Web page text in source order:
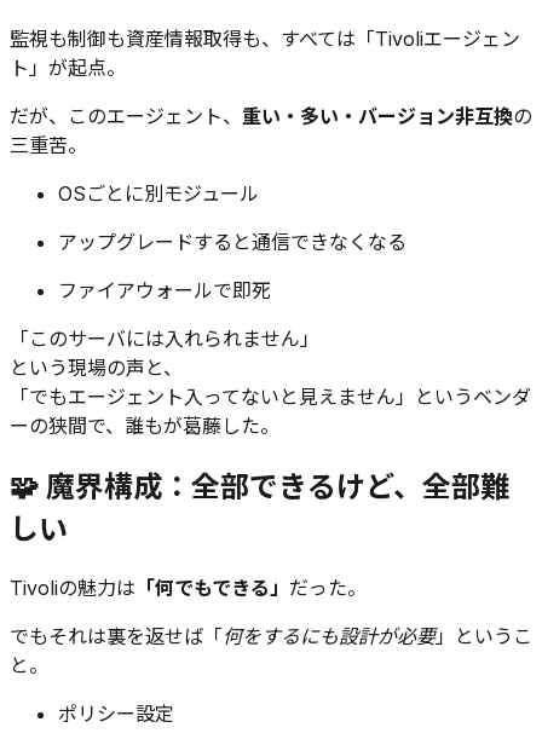
監視も制御も資産情報取得も、すべては「Tivoliエージェン
ト」が起点。
だが、このエージェント、 重い・多い・バージョン非互換の
三重苦。
OSごとに別モジュール
アップグレードすると通信できなくなる
ファイアウォールで即死
「このサーバには入れられません」
という現場の声と、
「でもエージェント入ってないと見えません」というベンダ
ーの狭間で、誰もが葛藤した。
🧩 魔界構成：全部できるけど、全部難
しい
Tivoliの魅力は 「何でもできる」 だった。
でもそれは裏を返せば「何をするにも設計が必要」というこ
と。
ポリシー設定